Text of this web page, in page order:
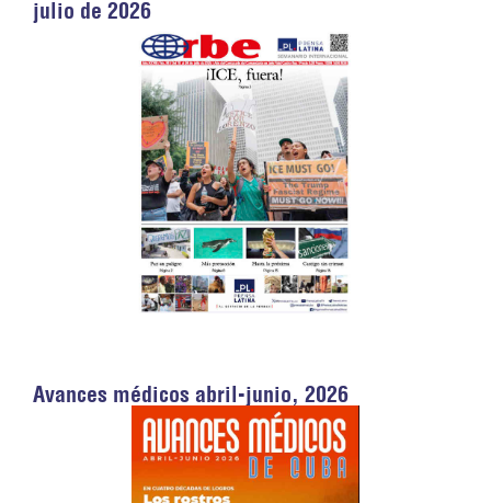
julio de 2026
Avances médicos abril-junio, 2026